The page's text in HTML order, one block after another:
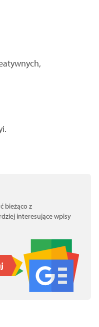
bieżąco z
interesujące wpisy